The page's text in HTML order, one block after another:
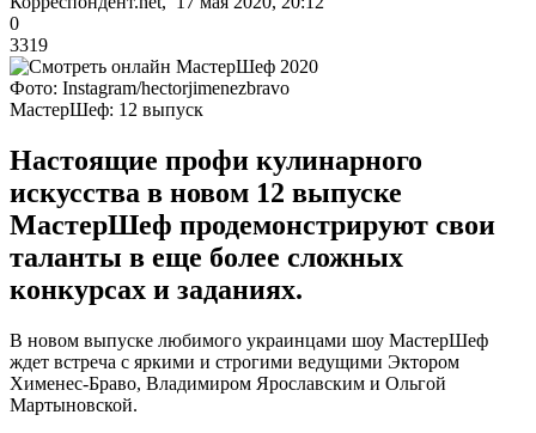
0
3319
Фото: Instagram/hectorjimenezbravo
МастерШеф: 12 выпуск
Настоящие профи кулинарного
искусства в новом 12 выпуске
МастерШеф продемонстрируют свои
таланты в еще более сложных
конкурсах и заданиях.
В новом выпуске любимого украинцами шоу МастерШеф
ждет встреча с яркими и строгими ведущими Эктором
Хименес-Браво, Владимиром Ярославским и Ольгой
Мартыновской.